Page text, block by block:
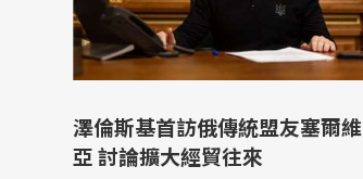
澤倫斯基首訪俄傳統盟友塞爾維
亞 討論擴大經貿往來